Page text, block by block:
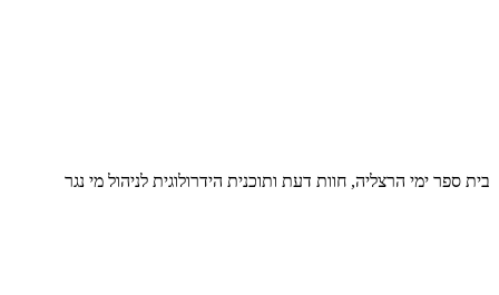
בית ספר ימי הרצליה, חוות דעת ותוכנית הידרולוגית לניהול מי נגר